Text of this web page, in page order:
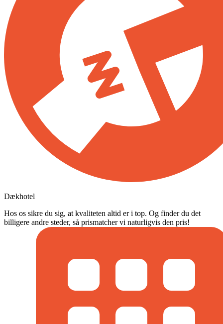
Dækhotel
Hos os sikre du sig, at kvaliteten altid er i top. Og finder du det
billigere andre steder, så prismatcher vi naturligvis den pris!